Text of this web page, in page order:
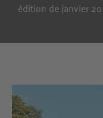
édition de janvier